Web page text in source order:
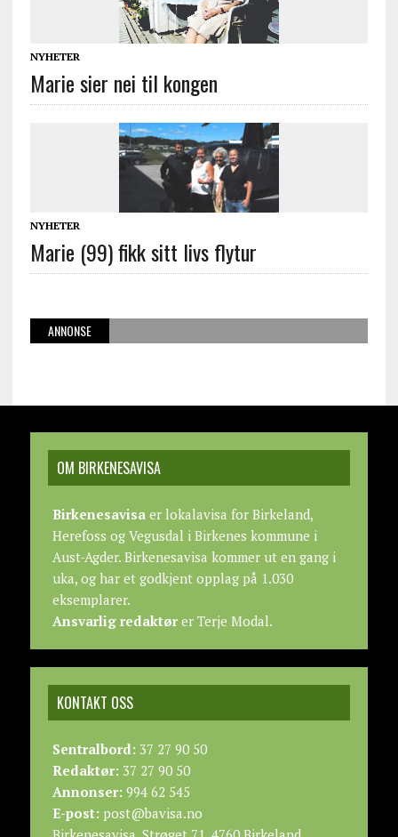
NYHETER
Marie sier nei til kongen
NYHETER
Marie (99) fikk sitt livs flytur
ANNONSE
OM BIRKENESAVISA
Birkenesavisaer lokalavisa for Birkeland,
Herefoss og Vegusdal i Birkenes kommune i
Aust-Agder. Birkenesavisa kommer ut en gang i
uka, og har et godkjent opplag på 1.030
eksemplarer.
Ansvarlig redaktører Terje Modal.
KONTAKT OSS
Sentralbord:37 27 90 50
Redaktør:37 27 90 50
Annonser:994 62 545
E-post:post@bavisa.no